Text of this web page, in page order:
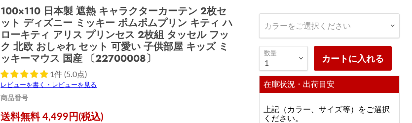
100×110 日本製 遮熱 キャラクターカーテン 2枚セ
ット ディズニー ミッキー ポムポムプリン キティ ハ
ローキティ アリス プリンセス 2枚組 タッセル フッ
ク 北欧 おしゃれ セット 可愛い 子供部屋 キッズ ミ
ッキーマウス 国産 〔22700008〕
1件 (5.0点)
レビューを書く・レビューを見る
商品番号
現在の価格
送料無料 4,499円(税込)
カラーをご選択ください
数量 カートに入れる
在庫状況・出荷目安
上記（カラー、サイズ等）をご選択
ください。